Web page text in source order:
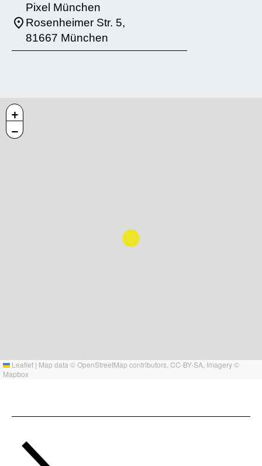
Pixel München
Rosenheimer Str. 5,
81667 München
+
−
Leaflet | Map data ©OpenStreetMap contributors, CC-BY-SA , Imagery ©
Mapbox